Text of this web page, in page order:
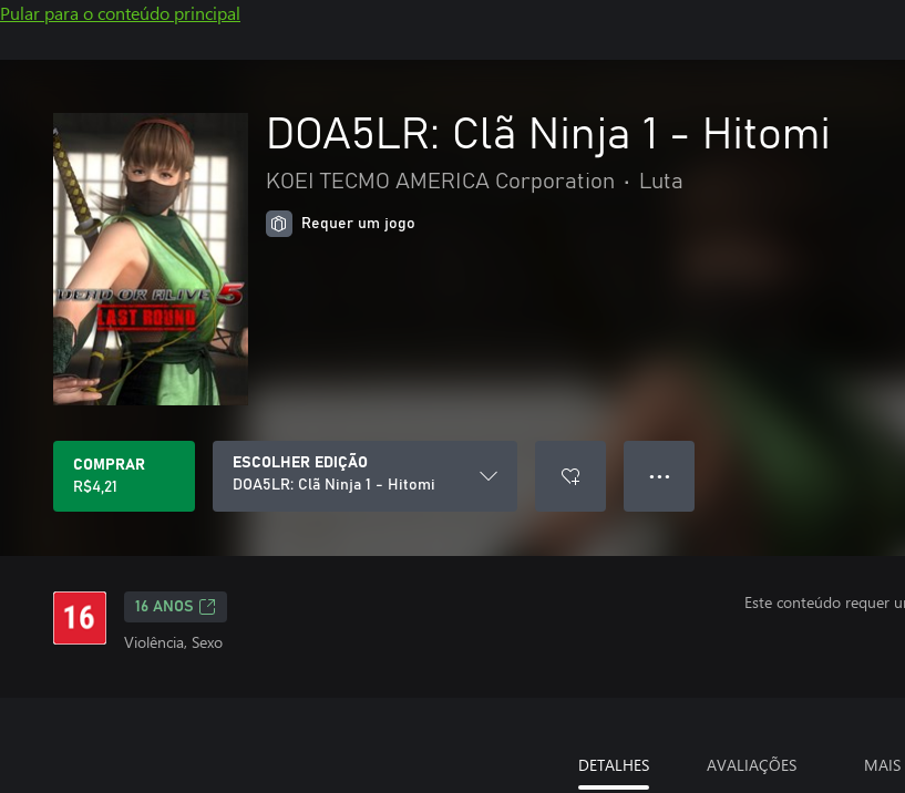
Pular para o conteúdo principal
DOA5LR: Clã Ninja 1 - Hitomi
KOEI TECMO AMERICA Corporation • Luta
Requer um jogo
COMPRAR
R$4,21
ESCOLHER EDIÇÃO
DOA5LR: Clã Ninja 1 - Hitomi
● ● ●
16 ANOS
Violência, Sexo
Este conteúdo requer
DETALHES AVALIAÇÕES MAIS